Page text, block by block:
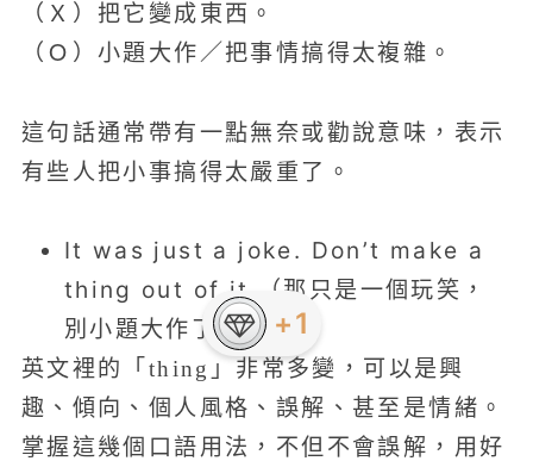
（Ｘ）把它變成東西。
（Ｏ）小題大作／把事情搞得太複雜。
這句話通常帶有一點無奈或勸說意味，表示
有些人把小事搞得太嚴重了。
It was just a joke. Don’t make a
thing out of it.（那只是一個玩笑，
別小題大作了。）
英文裡的「thing」非常多變，可以是興
趣、傾向、個人風格、誤解、甚至是情緒。
掌握這幾個口語用法，不但不會誤解，用好